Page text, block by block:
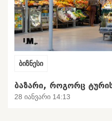
ბიზნესი
ᲑᲐᲖᲐᲠᲘ, ᲠᲝᲒᲝᲠᲪ
28 იანვარი 14:13